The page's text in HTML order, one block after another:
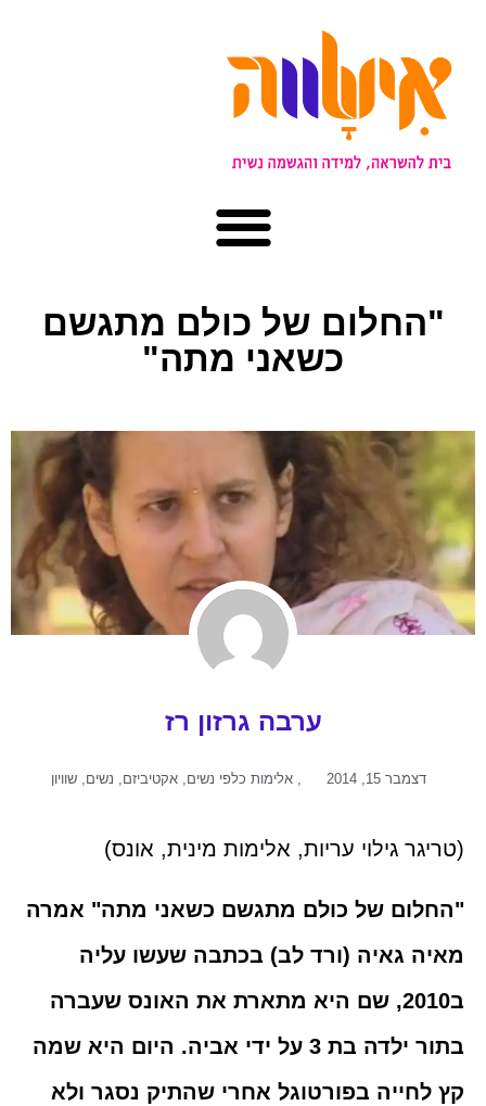
"החלום של כולם מתגשם
כשאני מתה"
ערבה גרזון רז
דצמבר 15, 2014 אלימות כלפי נשים אקטיביזם נשים שוויון
(טריגר גילוי עריות, אלימות מינית, אונס)
"החלום של כולם מתגשם כשאני מתה" אמרה
מאיה גאיה (ורד לב) בכתבה שעשו עליה
ב2010, שם היא מתארת את האונס שעברה
בתור ילדה בת 3 על ידי אביה. היום היא שמה
קץ לחייה בפורטוגל אחרי שהתיק נסגר ולא